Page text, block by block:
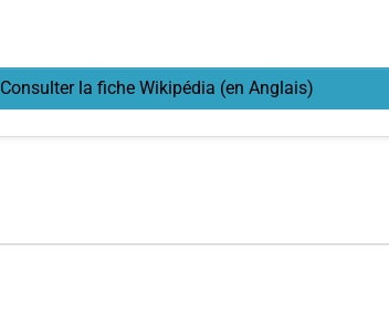
Consulter la fiche Wikipédia (en Anglais)